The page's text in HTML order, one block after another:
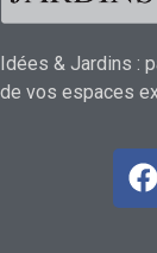
Idées & Jardins :
de vos espaces